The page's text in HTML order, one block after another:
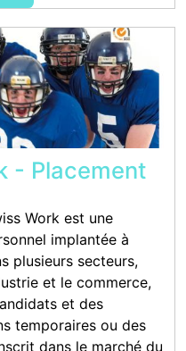
- Placement
Work est une
implantée à
plusieurs secteurs,
et le commerce,
et des
temporaires ou des
dans le marché du